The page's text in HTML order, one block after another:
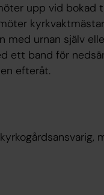
upp vid bokad
med urnan själv
ett band för
efteråt.